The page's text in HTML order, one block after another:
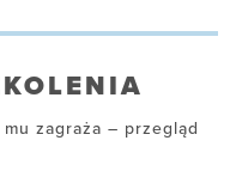
zagraża – przegląd